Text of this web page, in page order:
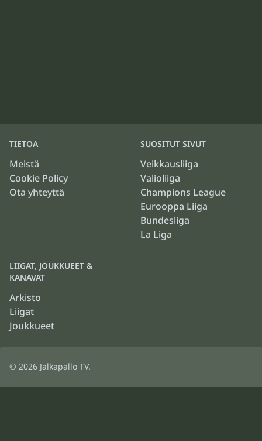
TIETOA
Meistä
Cookie Policy
Ota yhteyttä
SUOSITUT SIVUT
Veikkausliiga
Valioliiga
Champions League
Eurooppa Liiga
Bundesliga
La Liga
LIIGAT, JOUKKUEET &
KANAVAT
Arkisto
Liigat
Joukkueet
© 2026 Jalkapallo TV.